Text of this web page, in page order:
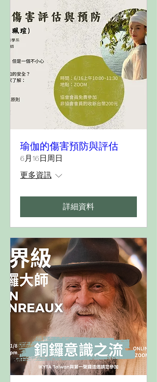
瑜伽的傷害預防與評估
6月16日周日
更多資訊
詳細資料